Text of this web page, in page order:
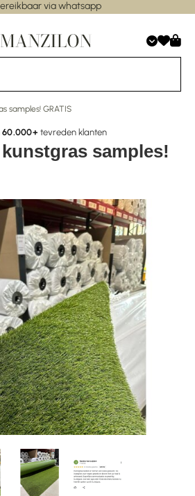
via whatsapp
samples! GRATIS
60.000+ tevreden klanten
samples!